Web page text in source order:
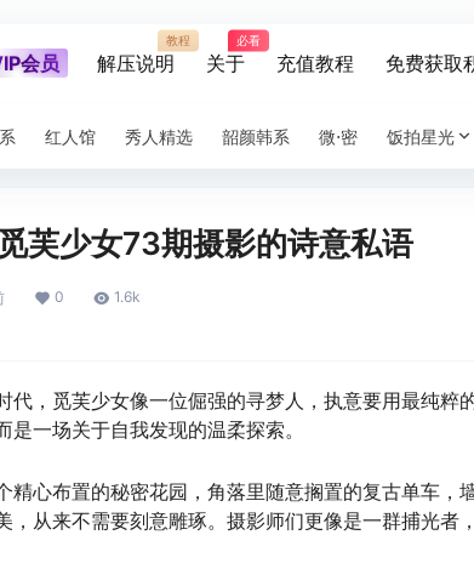
会员 解压说明
教程
关于
必看
充值教程 免费获取
红人馆 秀人精选 韶颜韩系 微⋅密 饭拍星光
芙少女73期摄影的诗意私语
0 1.6k
代，觅芙少女像一位倔强的寻梦人，执意要用最纯
是一场关于自我发现的温柔探索。
精心布置的秘密花园，角落里随意搁置的复古单车
，从来不需要刻意雕琢。摄影师们更像是一群捕光者